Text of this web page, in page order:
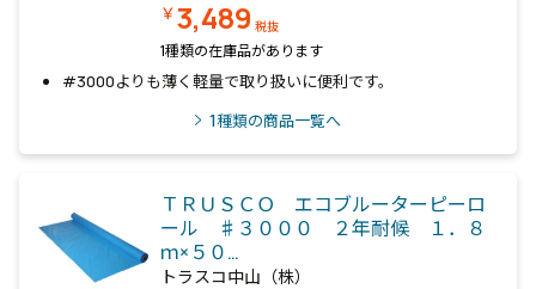
￥3,489 税抜
1種類の在庫品があります
#3000よりも薄く軽量で取り扱いに便利です。
1種類の商品一覧へ
ＴＲＵＳＣＯ エコブルーターピーロ
ール ♯３０００ ２年耐候 １．８
ｍ×５０…
トラスコ中山（株）